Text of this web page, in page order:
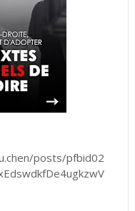
posts/pfbid02